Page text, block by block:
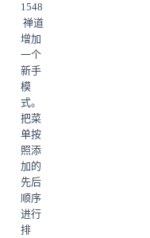
1548
禅道
增加
一个
新手
模
式。
把菜
单按
照添
加的
先后
顺序
进行
排